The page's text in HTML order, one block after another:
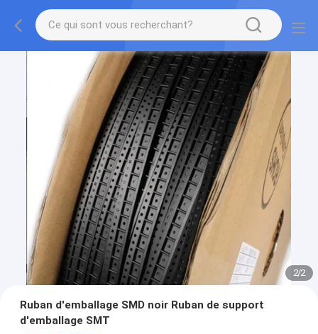
2/2
Ruban d'emballage SMD noir Ruban de support
d'emballage SMT